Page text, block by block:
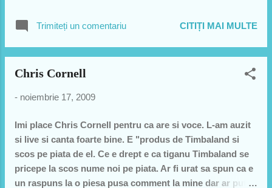
Trimiteți un comentariu CITIȚI MAI MULTE
Chris Cornell
- noiembrie 17, 2009
Imi place Chris Cornell pentru ca are si voce. L-am auzit
si live si canta foarte bine. E "produs de Timbaland si
scos pe piata de el. Ce e drept e ca tiganu Timbaland se
pricepe la scos nume noi pe piata. Ar fi urat sa spun ca e
un raspuns la o piesa pusa comment la mine dar ar putea